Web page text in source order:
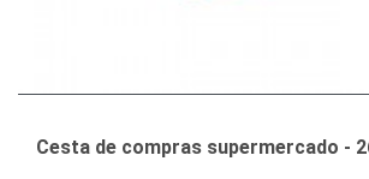
Cesta de compras supermercado -